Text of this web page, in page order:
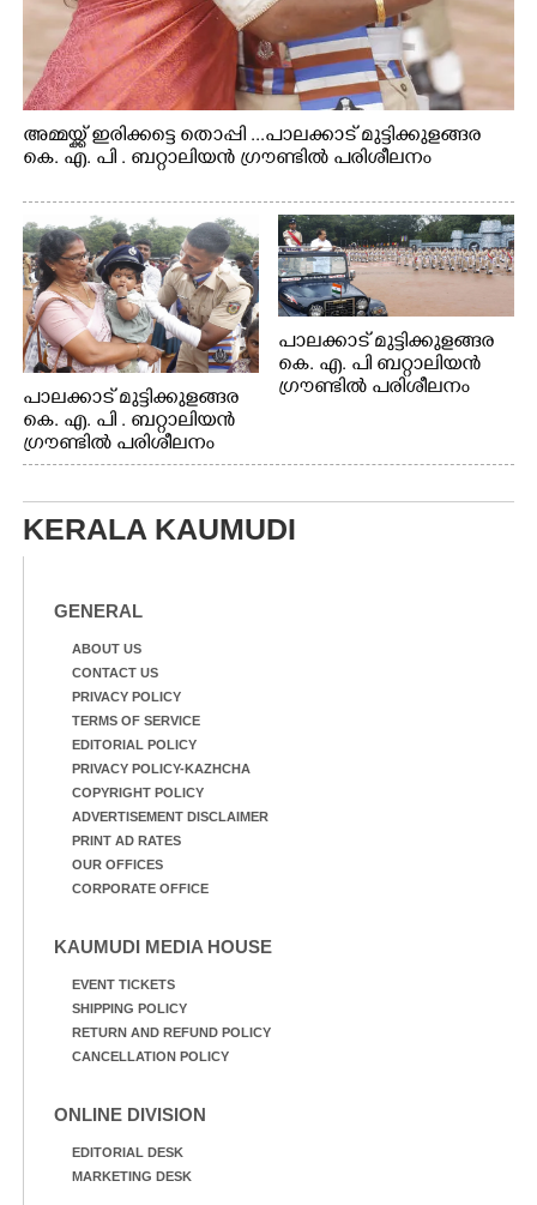
അമ്മയ്ക്ക് ഇരിക്കട്ടെ തൊപ്പി ...പാലക്കാട് മുട്ടിക്കുളങ്ങര
കെ. എ. പി . ബറ്റാലിയൻ ഗ്രൗണ്ടിൽ പരിശീലനം
പാലക്കാട് മുട്ടിക്കുളങ്ങര
കെ. എ. പി . ബറ്റാലിയൻ
ഗ്രൗണ്ടിൽ പരിശീലനം
പാലക്കാട് മുട്ടിക്കുളങ്ങര
കെ. എ. പി ബറ്റാലിയൻ
ഗ്രൗണ്ടിൽ പരിശീലനം
KERALA KAUMUDI
GENERAL
ABOUT US
CONTACT US
PRIVACY POLICY
TERMS OF SERVICE
EDITORIAL POLICY
PRIVACY POLICY-KAZHCHA
COPYRIGHT POLICY
ADVERTISEMENT DISCLAIMER
PRINT AD RATES
OUR OFFICES
CORPORATE OFFICE
KAUMUDI MEDIA HOUSE
EVENT TICKETS
SHIPPING POLICY
RETURN AND REFUND POLICY
CANCELLATION POLICY
ONLINE DIVISION
EDITORIAL DESK
MARKETING DESK